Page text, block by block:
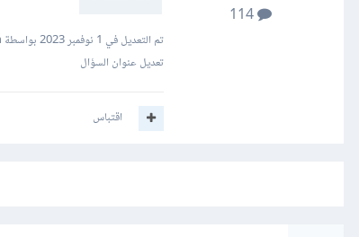
114
تم التعديل في 1 نوفمبر 2023
بواسطة Mustafa Suleiman
تعديل عنوان السؤال
اقتباس